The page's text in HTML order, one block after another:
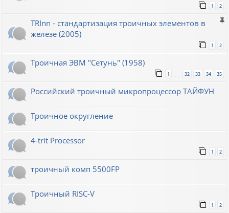
1 2
TRInn - стандартизация троичных элементов в
железе (2005)
1 2
Троичная ЭВМ "Сетунь" (1958)
1 … 32 33 34 35
Российский троичный микропроцессор ТАЙФУН
Троичное округление
4-trit Processor
1 2
троичный комп 5500FP
Троичный RISC-V
1 2